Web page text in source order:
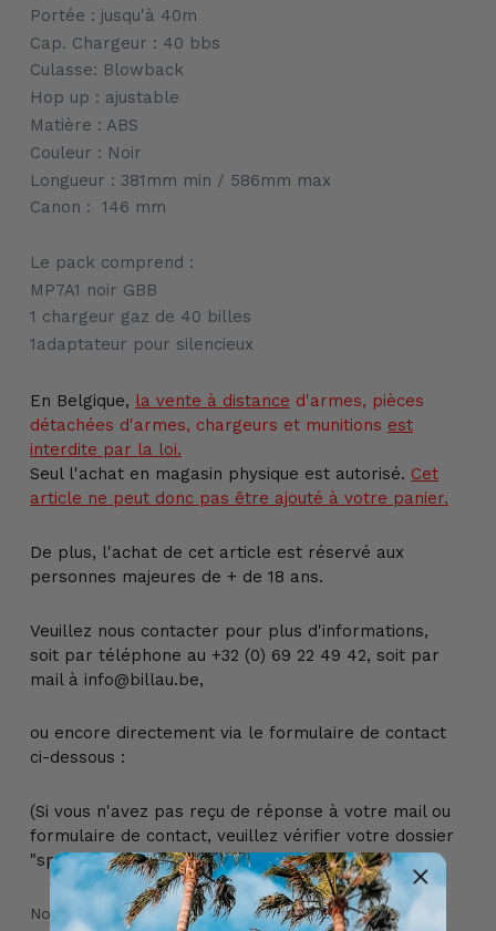
Portée : jusqu'à 40m
Cap. Chargeur : 40 bbs
Culasse: Blowback
Hop up : ajustable
Matière : ABS
Couleur : Noir
Longueur : 381mm min / 586mm max
Canon : 146 mm
Le pack comprend :
MP7A1 noir GBB
1 chargeur gaz de 40 billes
1adaptateur pour silencieux
En Belgique, la vente à distance d'armes, pièces
détachées d'armes, chargeurs et munitions est
interdite par la loi.
Seul l'achat en magasin physique est autorisé. Cet
article ne peut donc pas être ajouté à votre panier.
De plus, l'achat de cet article est réservé aux
personnes majeures de + de 18 ans.
Veuillez nous contacter pour plus d'informations,
soit par téléphone au +32 (0) 69 22 49 42, soit par
mail à info@billau.be,
ou encore directement via le formulaire de contact
ci-dessous :
(Si vous n'avez pas reçu de réponse à votre mail ou
formulaire de contact, veuillez vérifier votre dossier
"spams")
Nom